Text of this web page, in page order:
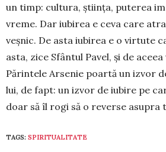
un timp: cultura, ştiinţa, puterea
vreme. Dar iubirea e ceva care
veşnic. De asta iubirea e o virtute
asta, zice Sfântul Pavel, şi de
Părintele Ar­senie poartă un izvor
lui, de fapt: un izvor de iubire pe
doar să îl rogi să o reverse asupra
TAGS: SPIRITUALITATE